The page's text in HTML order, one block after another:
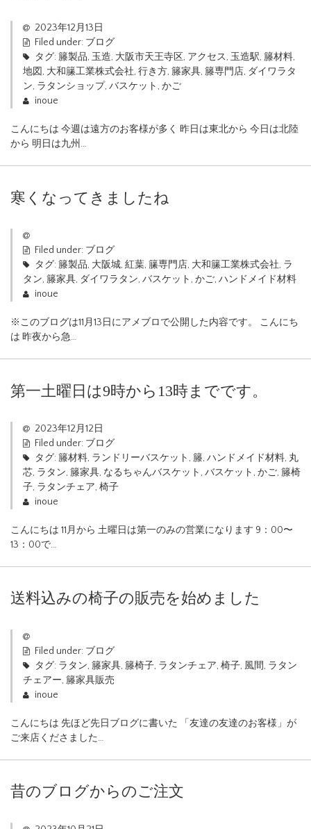
2023年12月13日
Filed under: ブログ
タグ:籐製品, 玉造, 大阪市天王寺区, アクセス, 玉造駅, 籐材料,
地図, 大和籘工業株式会社, 行き方, 籐家具, 籐専門店, ダイワラタ
ン, ラタンショップ, バスケット , かご
inoue
こんにちは 今週は遠方のお客様が多く 昨日は東北から 今日は北陸
から 明日は九州…
寒くなってきましたね
Filed under: ブログ
タグ:籐製品, 大阪城, 紅葉, 籘専門店, 大和籘工業株式会社, ラ
タン, 籐家具, ダイワラタン, バスケット , かご, ハンドメイド材料
inoue
※このブログは11月13日にアメブロで公開した内容です。 こんにち
は 昨夜から急…
第一土曜日は9時から13時までです。
2023年12月12日
Filed under: ブログ
タグ:籐材料, ランドリーバスケット , 籐, ハンドメイド材料, 丸
芯, ラタン, 籐家具, なるちゃんバスケット , バスケット , かご, 籐椅
子, ラタンチェア, 椅子
inoue
こんにちは 11月から 土曜日は第一のみの営業になります 9：00〜
13：00で…
送料込みの椅子の販売を始めました
Filed under: ブログ
タグ: ラタン, 籐家具, 籐椅子, ラタンチェア, 椅子, 風間, ラタン
チェアー, 籐家具販売
inoue
こんにちは 先ほど先日ブログに書いた 「友達の友達のお客様」が
ご来店くださました…
昔のブログからのご注文